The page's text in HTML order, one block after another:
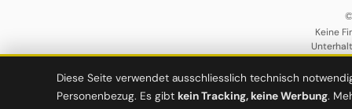
Keine
Diese Seite verwendet ausschliesslich technisch
Personenbezug. Es gibt kein Tracking, keine Werbung.